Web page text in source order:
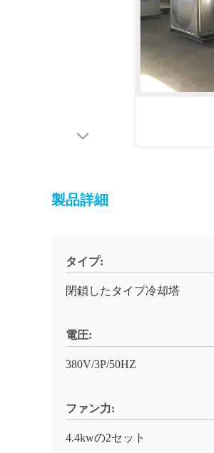
製品詳細
タイプ:
閉鎖したタイプ冷却塔
電圧:
380V/3P/50HZ
ファン力:
4.4kwの2セット